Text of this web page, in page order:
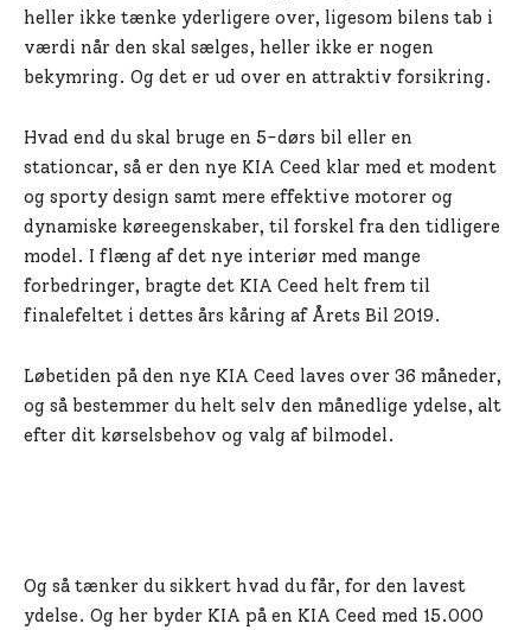
heller ikke tænke yderligere over, ligesom bilens tab i
værdi når den skal sælges, heller ikke er nogen
bekymring. Og det er ud over en attraktiv forsikring.
Hvad end du skal bruge en 5-dørs bil eller en
stationcar, så er den nye KIA Ceed klar med et modent
og sporty design samt mere effektive motorer og
dynamiske køreegenskaber, til forskel fra den tidligere
model. I flæng af det nye interiør med mange
forbedringer, bragte det KIA Ceed helt frem til
finalefeltet i dettes års kåring af Årets Bil 2019.
Løbetiden på den nye KIA Ceed laves over 36 måneder,
og så bestemmer du helt selv den månedlige ydelse, alt
efter dit kørselsbehov og valg af bilmodel.
Og så tænker du sikkert hvad du får, for den lavest
ydelse. Og her byder KIA på en KIA Ceed med 15.000